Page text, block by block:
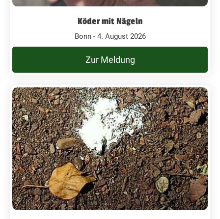
Köder mit Nägeln
Bonn - 4. August 2026
Zur Meldung